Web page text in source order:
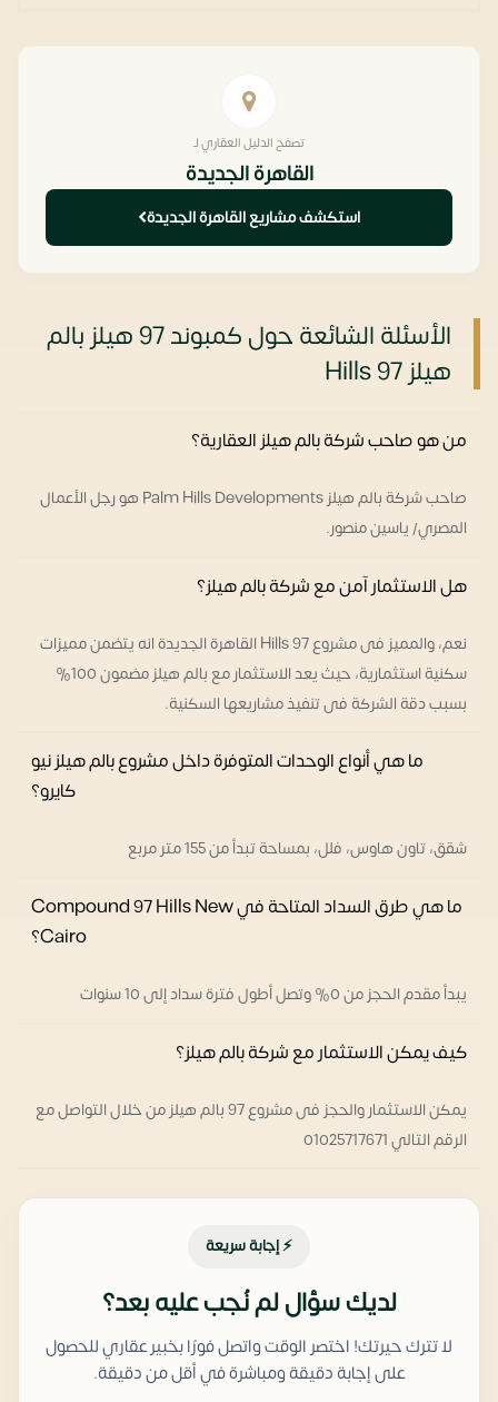
تصفح الدليل العقاري لـ
القاهرة الجديدة
استكشف مشاريع القاهرة الجديدة
الأسئلة الشائعة حول كمبوند 97 هيلز بالم
هيلز 97 Hills
من هو صاحب شركة بالم هيلز العقارية؟
صاحب شركة بالم هيلز Palm Hills Developments هو رجل الأعمال
المصري/ ياسين منصور.
هل الاستثمار آمن مع شركة بالم هيلز؟
نعم، والمميز فى مشروع 97 Hills القاهرة الجديدة انه يتضمن مميزات
سكنية استثمارية، حيث يعد الاستثمار مع بالم هيلز مضمون 100%
بسبب دقة الشركة فى تنفيذ مشاريعها السكنية.
ما هي أنواع الوحدات المتوفرة داخل مشروع بالم هيلز نيو
كايرو؟
شقق، تاون هاوس، فلل، بمساحة تبدأ من 155 متر مربع
ما هي طرق السداد المتاحة في Compound 97 Hills New
Cairo؟
يبدأ مقدم الحجز من 0% وتصل أطول فترة سداد إلى 10 سنوات
كيف يمكن الاستثمار مع شركة بالم هيلز؟
يمكن الاستثمار والحجز فى مشروع 97 بالم هيلز من خلال التواصل مع
الرقم التالي 01025717671
⚡ إجابة سريعة
لديك سؤال لم نُجب عليه بعد؟
لا تترك حيرتك! اختصر الوقت واتصل فورًا بخبير عقاري للحصول
على إجابة دقيقة ومباشرة في أقل من دقيقة.